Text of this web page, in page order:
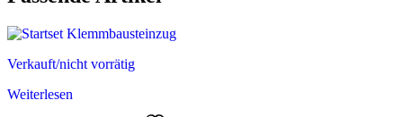
Verkauft/nicht vorrätig
Weiterlesen